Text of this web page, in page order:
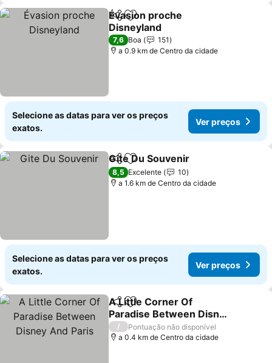
PartilharAdicionar aos favoritos
Évasion proche
Disneyland
7,6 Boa
151
a 0.9 km de Centro da cidade
Selecione as datas para ver os preços
exatos.
Ver preços
PartilharAdicionar aos favoritos
Gite Du Souvenir
8,5 Excelente
10
a 1.6 km de Centro da cidade
Selecione as datas para ver os preços
exatos.
Ver preços
PartilharAdicionar aos favoritos
A Little Corner Of
Paradise Between Disney
And Paris
/
Pontuação não disponível
a 0.4 km de Centro da cidade